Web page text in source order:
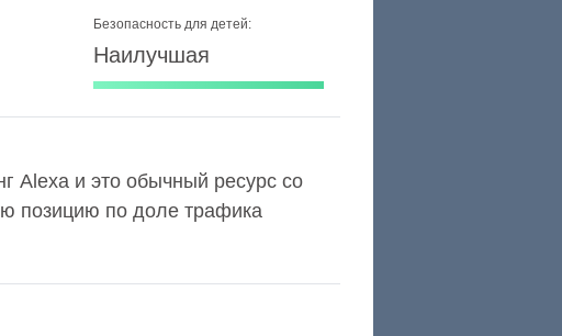
Безопасность для детей:
Наилучшая
Alexa и это обычный ресурс со
позицию по доле трафика